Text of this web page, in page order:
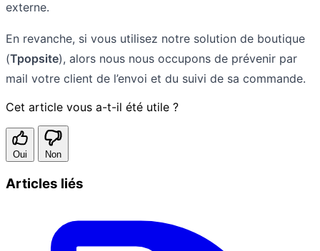
externe.
En revanche, si vous utilisez notre solution de boutique
(Tpopsite), alors nous nous occupons de prévenir par
mail votre client de l’envoi et du suivi de sa commande.
Cet article vous a-t-il été utile ?
Oui Non
Articles liés